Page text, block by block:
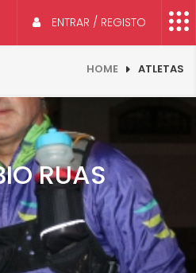
ENTRAR / REGISTO
HOME ATLETAS
RUAS